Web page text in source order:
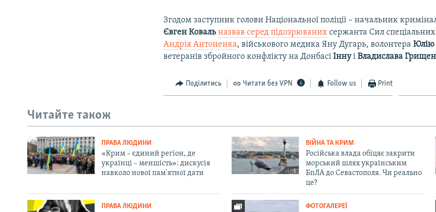
Згодом заступник голови Національної поліції – начальник
Євген Ковальназвав серед підозрюваних сержанта Сил
Андрія Антоненка, військового медика Яну Дугарь, волонтераЮлію
ветеранів збройного конфлікту на ДонбасіІннуіВладислава
Поділитись Читати без VPN Follow us Print
Читайте також
ПРАВА ЛЮДИНИ
«Крим – єдиний регіон, де
українці – меншість»: дискусія
навколо нової пам'ятної дати
ВІЙНА ТА КРИМ
Російська влада обіцяє закрити
морський шлях українським
БпЛА до Севастополя. Чи реально
це?
ПРАВА ЛЮДИНИ ФОТОГАЛЕРЕЇ